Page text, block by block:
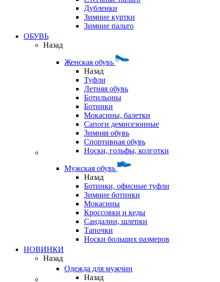
Дубленки
Зимние куртки
Зимние пальто
ОБУВЬ
Назад
Женская обувь
Назад
Туфли
Летняя обувь
Ботильоны
Ботинки
Мокасины, балетки
Сапоги демисезонные
Зимняя обувь
Спортивная обувь
Носки, гольфы, колготки
Мужская обувь
Назад
Ботинки, офисные туфли
Зимние ботинки
Мокасины
Кроссовки и кеды
Сандалии, шлепки
Тапочки
Носки больших размеров
НОВИНКИ
Назад
Одежда для мужчин
Назад